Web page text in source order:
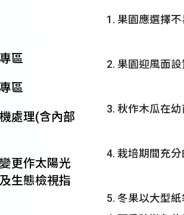
區
區
處理(含內部
更作太陽光
生態檢視指
1. 果園應選擇
2. 果園迎風面
3. 秋作木瓜在
4. 栽培期間充
5. 冬果以大型